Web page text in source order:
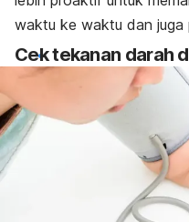
waktu ke waktu dan juga
Cek tekanan darah